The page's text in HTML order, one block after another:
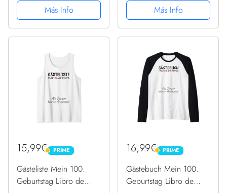
Más Info
Manga Raglan
Más Info
15,99€ PRIME
PRIME
Gästeliste Mein 100.
Geburtstag Libro de
16,99€ PRIME
PRIME
Gästebuch Mein 100.
Geburtstag Libro de